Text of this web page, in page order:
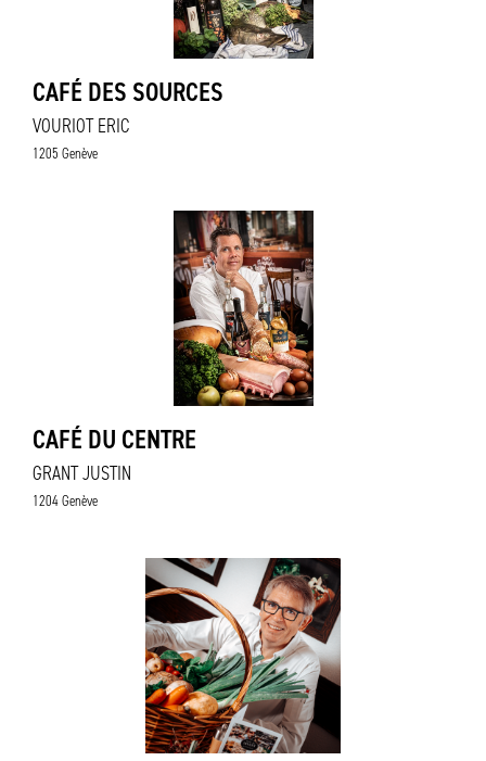
CAFÉ DES SOURCES
VOURIOT ERIC
1205 Genève
CAFÉ DU CENTRE
GRANT JUSTIN
1204 Genève